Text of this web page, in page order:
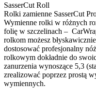
SasserCut Roll
Rolki zamienne SasserCut
Wymienne rolki w różnych
folię w szczelinach –
rolkom możesz
dostosować profesjonalny
rolkowym dokładnie do
zanurzenia wynoszące 5,3
zrealizować poprzez prostą
wymiennych.